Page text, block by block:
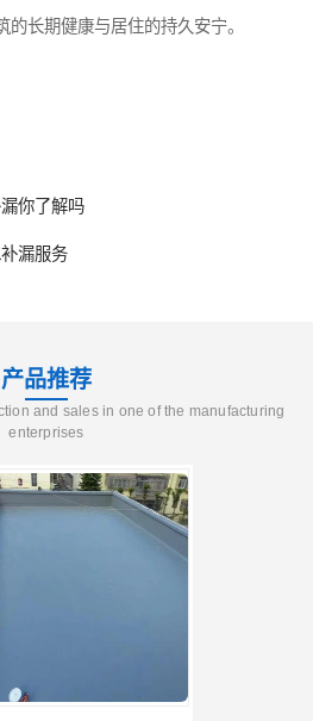
长期健康与居住的持久安宁。
你了解吗
漏服务
产品推荐
and sales in one of the manufacturing
enterprises